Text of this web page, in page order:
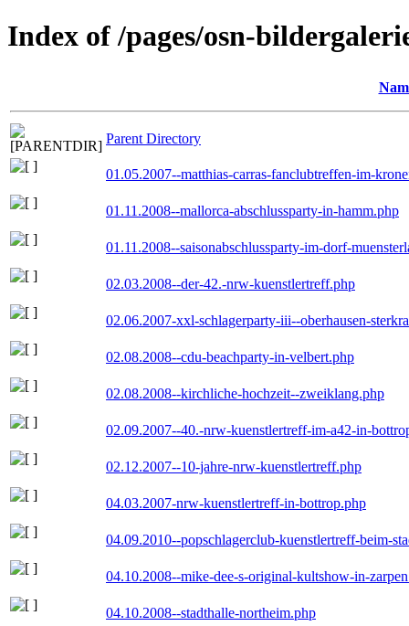
Index of /pages/osn-
Parent Directory
01.05.2007--matthias-carras-fanclubtreffen-im-
01.11.2008--mallorca-abschlussparty-in-hamm.php
01.11.2008--saisonabschlussparty-im-dorf-
02.03.2008--der-42.-nrw-kuenstlertreff.php
02.06.2007-xxl-schlagerparty-iii--oberhausen-
02.08.2008--cdu-beachparty-in-velbert.php
02.08.2008--kirchliche-hochzeit--zweiklang.php
02.09.2007--40.-nrw-kuenstlertreff-im-a42-in-
02.12.2007--10-jahre-nrw-kuenstlertreff.php
04.03.2007-nrw-kuenstlertreff-in-bottrop.php
04.09.2010--popschlagerclub-kuenstlertreff-beim-
04.10.2008--mike-dee-s-original-kultshow-in-
04.10.2008--stadthalle-northeim.php